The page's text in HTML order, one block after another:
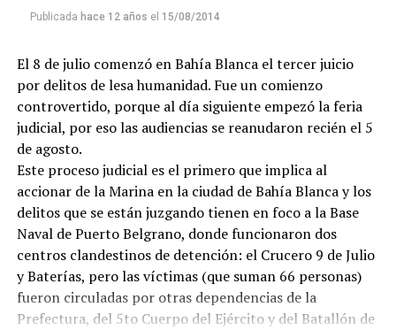
Publicada hace 12 años el 15/08/2014
El 8 de julio comenzó en Bahía Blanca el tercer juicio
por delitos de lesa humanidad. Fue un comienzo
controvertido, porque al día siguiente empezó la feria
judicial, por eso las audiencias se reanudaron recién el 5
de agosto.
Este proceso judicial es el primero que implica al
accionar de la Marina en la ciudad de Bahía Blanca y los
delitos que se están juzgando tienen en foco a la Base
Naval de Puerto Belgrano, donde funcionaron dos
centros clandestinos de detención: el Crucero 9 de Julio
y Baterías, pero las víctimas (que suman 66 personas)
fueron circuladas por otras dependencias de la
Prefectura, del 5to Cuerpo del Ejército y del Batallón de